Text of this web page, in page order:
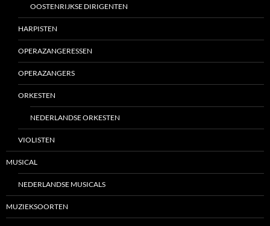
OOSTENRIJKSE DIRIGENTEN
HARPISTEN
OPERAZANGERESSEN
OPERAZANGERS
ORKESTEN
NEDERLANDSE ORKESTEN
VIOLISTEN
MUSICAL
NEDERLANDSE MUSICALS
MUZIEKSOORTEN